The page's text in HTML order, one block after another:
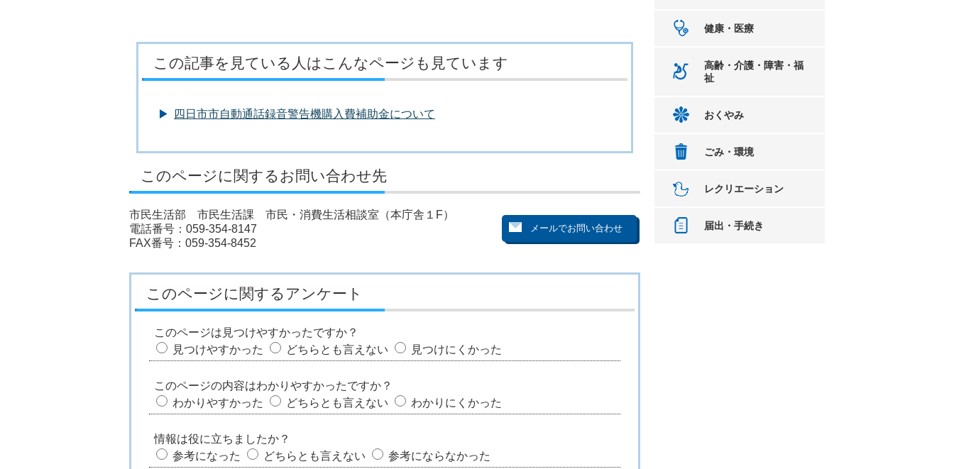
この記事を見ている人はこんなページも見ています
四日市市自動通話録音警告機購入費補助金について
このページに関するお問い合わせ先
市民生活部 市民生活課 市民・消費生活相談室（本庁舎１F）
電話番号：059-354-8147
FAX番号：059-354-8452
このページに関するアンケート
このページは見つけやすかったですか？
見つけやすかった
どちらとも言えない 見つけにくかった
このページの内容はわかりやすかったですか？
わかりやすかった
どちらとも言えない わかりにくかった
情報は役に立ちましたか？
参考になった
どちらとも言えない 参考にならなかった
健康・医療
高齢・介護・障害・福
祉
おくやみ
ごみ・環境
レクリエーション
届出・手続き